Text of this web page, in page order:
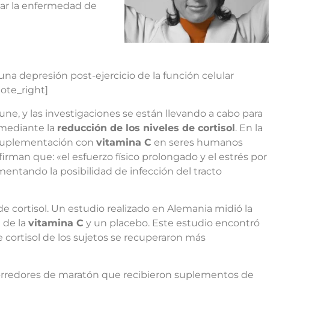
la enfermedad de
depresión post-ejercicio de la función celular
y las investigaciones se están llevando a cabo para
la reducción de los niveles de cortisol. En la
con vitamina C en seres humanos
que: «el esfuerzo físico prolongado y el estrés por
la posibilidad de infección del tracto
cortisol. Un estudio realizado en Alemania midió la
la vitamina C y un placebo. Este estudio encontró
de los sujetos se recuperaron más
de maratón que recibieron suplementos de